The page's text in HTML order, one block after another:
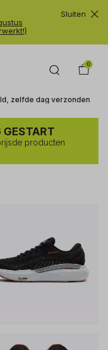
Sluiten
0
zelfde dag verzonden
producten